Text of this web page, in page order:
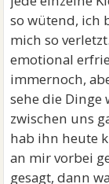
so wütend, ich
mich so
emotional
immernoch,
sehe die Dinge
zwischen uns
hab ihn heute
an mir vorbei
gesagt, dann